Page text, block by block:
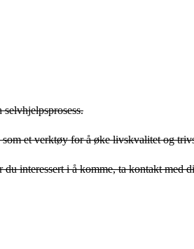
et verktøy for å øke livskvalitet og
interessert i å komme, ta kontakt med